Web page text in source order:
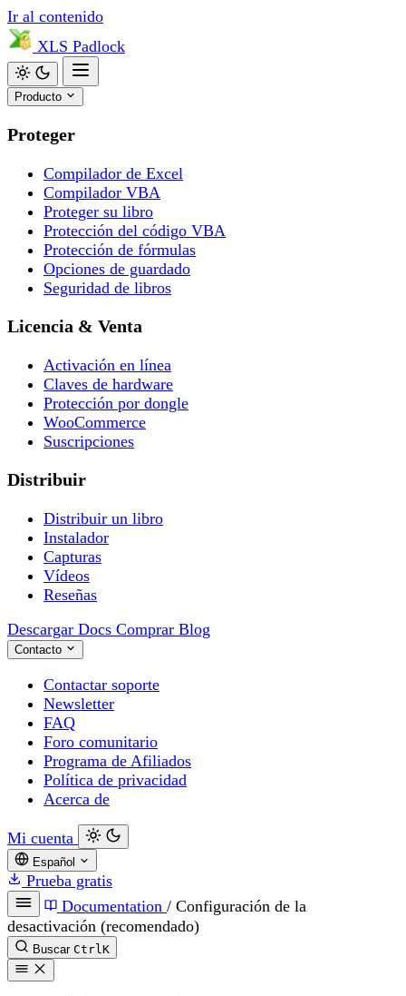
Ir al contenido
XLS Padlock
Producto
Proteger
Compilador de Excel
Compilador VBA
Proteger su libro
Protección del código VBA
Protección de fórmulas
Opciones de guardado
Seguridad de libros
Licencia & Venta
Activación en línea
Claves de hardware
Protección por dongle
WooCommerce
Suscripciones
Distribuir
Distribuir un libro
Instalador
Capturas
Vídeos
Reseñas
Descargar Docs Comprar Blog
Contacto
Contactar soporte
Newsletter
FAQ
Foro comunitario
Programa de Afiliados
Política de privacidad
Acerca de
Mi cuenta
Español
Prueba gratis
Documentation / Configuración de la
desactivación (recomendado)
Buscar CtrlK